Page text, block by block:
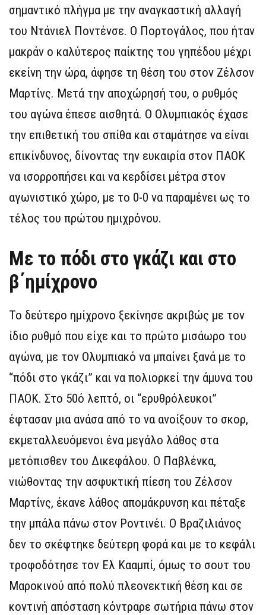
σημαντικό πλήγμα με την αναγκαστική αλλαγή
του Ντάνιελ Ποντένσε. Ο Πορτογάλος, που ήταν
μακράν ο καλύτερος παίκτης του γηπέδου μέχρι
εκείνη την ώρα, άφησε τη θέση του στον Ζέλσον
Μαρτίνς. Μετά την αποχώρησή του, ο ρυθμός
του αγώνα έπεσε αισθητά. Ο Ολυμπιακός έχασε
την επιθετική του σπίθα και σταμάτησε να είναι
επικίνδυνος, δίνοντας την ευκαιρία στον ΠΑΟΚ
να ισορροπήσει και να κερδίσει μέτρα στον
αγωνιστικό χώρο, με το 0-0 να παραμένει ως το
τέλος του πρώτου ημιχρόνου.
Με το πόδι στο γκάζι και στο
β΄ημίχρονο
Το δεύτερο ημίχρονο ξεκίνησε ακριβώς με τον
ίδιο ρυθμό που είχε και το πρώτο μισάωρο του
αγώνα, με τον Ολυμπιακό να μπαίνει ξανά με το
“πόδι στο γκάζι” και να πολιορκεί την άμυνα του
ΠΑΟΚ. Στο 50ό λεπτό, οι “ερυθρόλευκοι”
έφτασαν μια ανάσα από το να ανοίξουν το σκορ,
εκμεταλλευόμενοι ένα μεγάλο λάθος στα
μετόπισθεν του Δικεφάλου. Ο Παβλένκα,
νιώθοντας την ασφυκτική πίεση του Ζέλσον
Μαρτίνς, έκανε λάθος απομάκρυνση και πέταξε
την μπάλα πάνω στον Ροντινέι. Ο Βραζιλιάνος
δεν το σκέφτηκε δεύτερη φορά και με το κεφάλι
τροφοδότησε τον Ελ Κααμπί, όμως το σουτ του
Μαροκινού από πολύ πλεονεκτική θέση και σε
κοντινή απόσταση κόντραρε σωτήρια πάνω στον